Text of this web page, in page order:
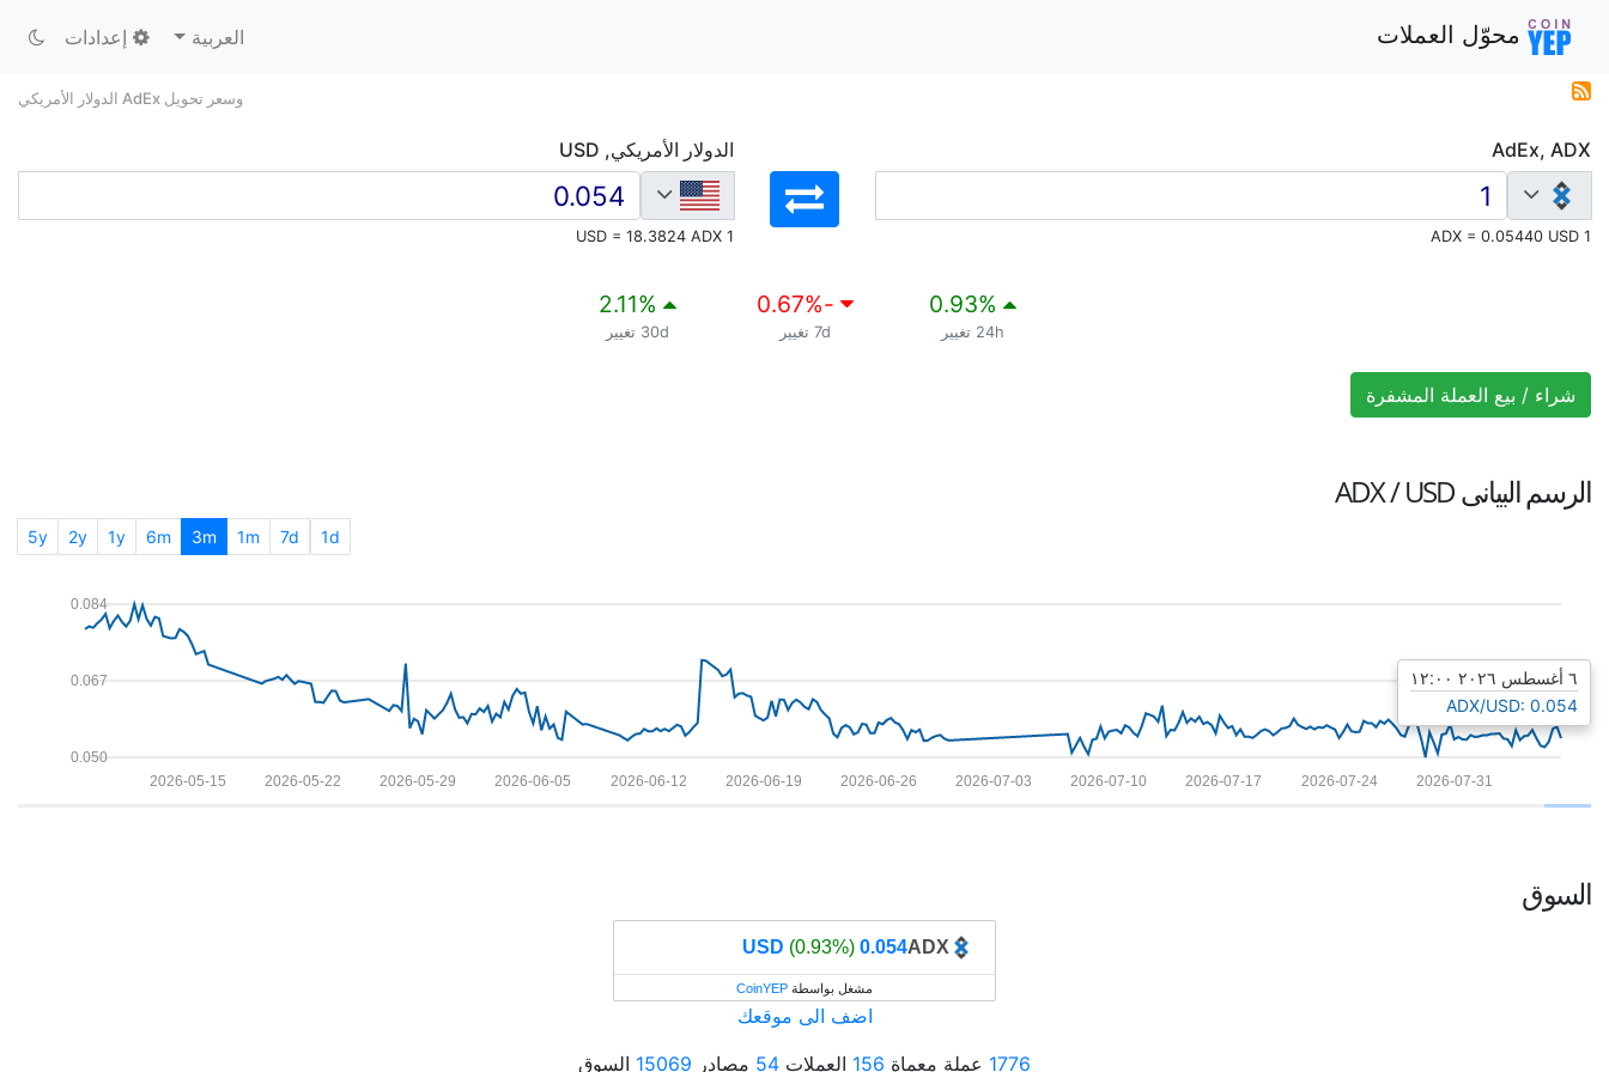
محوّل العملات العربية إعدادات
وسعر تحويل AdEx الدولار الأمريكي
AdEx, ADX
1 ADX = 0.05440 USD
الدولار الأمريكي, USD
1 USD = 18.3824 ADX
0.93%
24h تغيير
-0.67
%
7d تغيير
2.11%
30d تغيير
شراء / بيع العملة المشفرة
الرسم البيانىADX / USD
1d
7d
1m
3m
6m
1y
2y
5y
0.050
0.067
0.084
2026-07-31
2026-07-24
2026-07-17
2026-07-10
2026-07-03
2026-06-26
2026-06-19
2026-06-12
2026-06-05
2026-05-29
2026-05-22
2026-05-15
٦ أغسطس ٢٠٢٦ ١٢:٠٠
ADX/USD: 0.054
السوق
ADX
0.054 USD
(0.93%)
مشغل بواسطة CoinYEP
اضف الى موقعك
1776 عملة معماة 156 العملات 54 مصادر 15069 السوق